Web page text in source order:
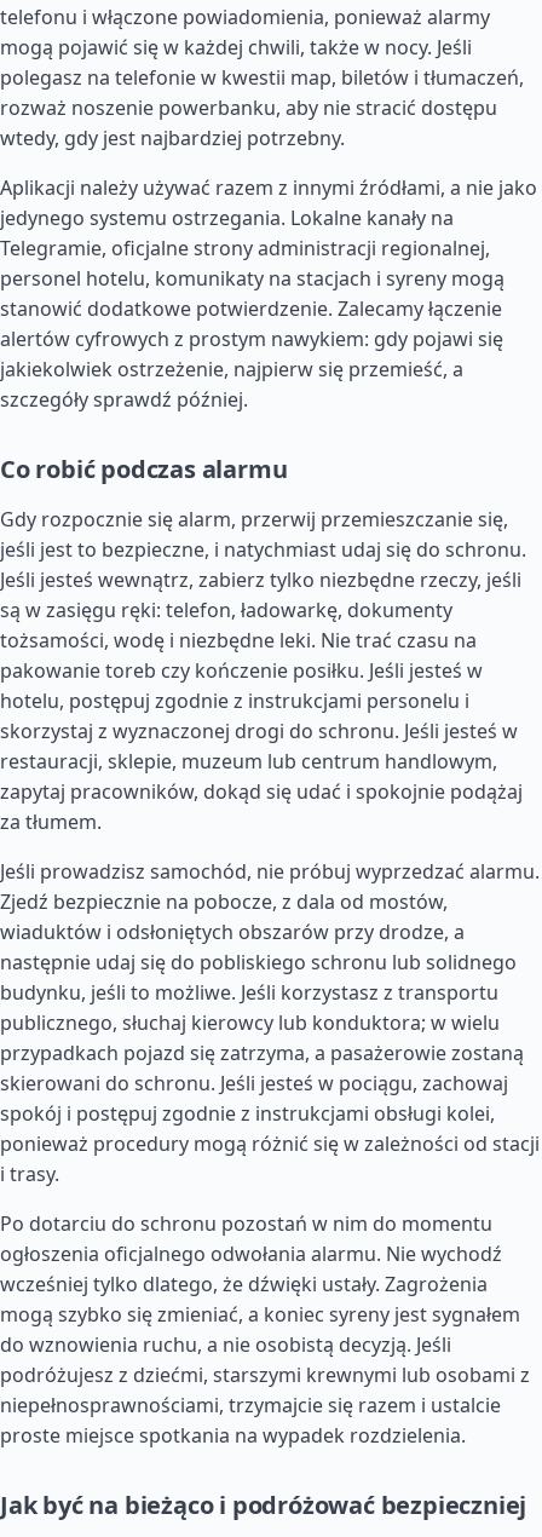
telefonu i włączone powiadomienia, ponieważ alarmy
mogą pojawić się w każdej chwili, także w nocy. Jeśli
polegasz na telefonie w kwestii map, biletów i tłumaczeń,
rozważ noszenie powerbanku, aby nie stracić dostępu
wtedy, gdy jest najbardziej potrzebny.
Aplikacji należy używać razem z innymi źródłami, a nie jako
jedynego systemu ostrzegania. Lokalne kanały na
Telegramie, oficjalne strony administracji regionalnej,
personel hotelu, komunikaty na stacjach i syreny mogą
stanowić dodatkowe potwierdzenie. Zalecamy łączenie
alertów cyfrowych z prostym nawykiem: gdy pojawi się
jakiekolwiek ostrzeżenie, najpierw się przemieść, a
szczegóły sprawdź później.
Co robić podczas alarmu
Gdy rozpocznie się alarm, przerwij przemieszczanie się,
jeśli jest to bezpieczne, i natychmiast udaj się do schronu.
Jeśli jesteś wewnątrz, zabierz tylko niezbędne rzeczy, jeśli
są w zasięgu ręki: telefon, ładowarkę, dokumenty
tożsamości, wodę i niezbędne leki. Nie trać czasu na
pakowanie toreb czy kończenie posiłku. Jeśli jesteś w
hotelu, postępuj zgodnie z instrukcjami personelu i
skorzystaj z wyznaczonej drogi do schronu. Jeśli jesteś w
restauracji, sklepie, muzeum lub centrum handlowym,
zapytaj pracowników, dokąd się udać i spokojnie podążaj
za tłumem.
Jeśli prowadzisz samochód, nie próbuj wyprzedzać alarmu.
Zjedź bezpiecznie na pobocze, z dala od mostów,
wiaduktów i odsłoniętych obszarów przy drodze, a
następnie udaj się do pobliskiego schronu lub solidnego
budynku, jeśli to możliwe. Jeśli korzystasz z transportu
publicznego, słuchaj kierowcy lub konduktora; w wielu
przypadkach pojazd się zatrzyma, a pasażerowie zostaną
skierowani do schronu. Jeśli jesteś w pociągu, zachowaj
spokój i postępuj zgodnie z instrukcjami obsługi kolei,
ponieważ procedury mogą różnić się w zależności od stacji
i trasy.
Po dotarciu do schronu pozostań w nim do momentu
ogłoszenia oficjalnego odwołania alarmu. Nie wychodź
wcześniej tylko dlatego, że dźwięki ustały. Zagrożenia
mogą szybko się zmieniać, a koniec syreny jest sygnałem
do wznowienia ruchu, a nie osobistą decyzją. Jeśli
podróżujesz z dziećmi, starszymi krewnymi lub osobami z
niepełnosprawnościami, trzymajcie się razem i ustalcie
proste miejsce spotkania na wypadek rozdzielenia.
Jak być na bieżąco i podróżować bezpieczniej